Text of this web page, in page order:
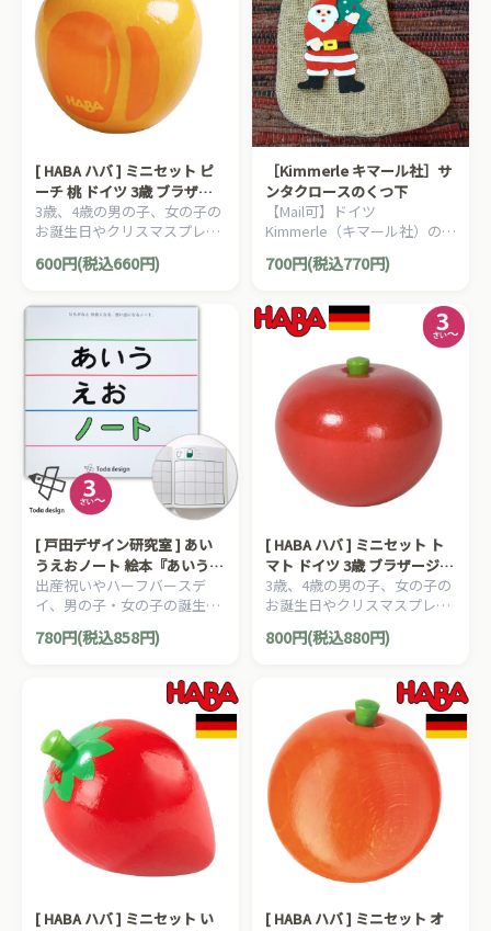
[ HABA ハバ ] ミニセット ピ
ーチ 桃 ドイツ 3歳 ブラザー
ジョルダン おままごと 食材
ごっこ遊び サックリ 木製
3歳、4歳の男の子、女の子の
お誕生日やクリスマスプレゼ
ントにおすすめの、HABA ハ
バ社 おままごと ミニセット
600円(税込660円)
［Kimmerle キマール社］サ
ンタクロースのくつ下
【Mail可】ドイツ
Kimmerle（キマール社）のク
リスマスにぴったりな大きな
サンタクロースの靴下です。
700円(税込770円)
[ 戸田デザイン研究室 ] あい
うえおノート 絵本『あいうえ
おえほん』から誕生 3歳~
絵 とだこうしろう ひらがな
れんしゅうちょう
出産祝いやハーフバースデ
イ、男の子・女の子の誕生日
プレゼント、クリスマスプレ
ゼントにおすすめの、日本の
しろうの絵本シリーズです。
780円(税込858円)
[ HABA ハバ ] ミニセット ト
マト ドイツ 3歳 ブラザージョ
ルダン おままごと 食材 ごっ
こ遊び サックリ 木製
3歳、4歳の男の子、女の子の
お誕生日やクリスマスプレゼ
ントにおすすめの、HABA ハ
バ社 おままごと ミニセット
800円(税込880円)
[ HABA ハバ ] ミニセット い
[ HABA ハバ ] ミニセット オ